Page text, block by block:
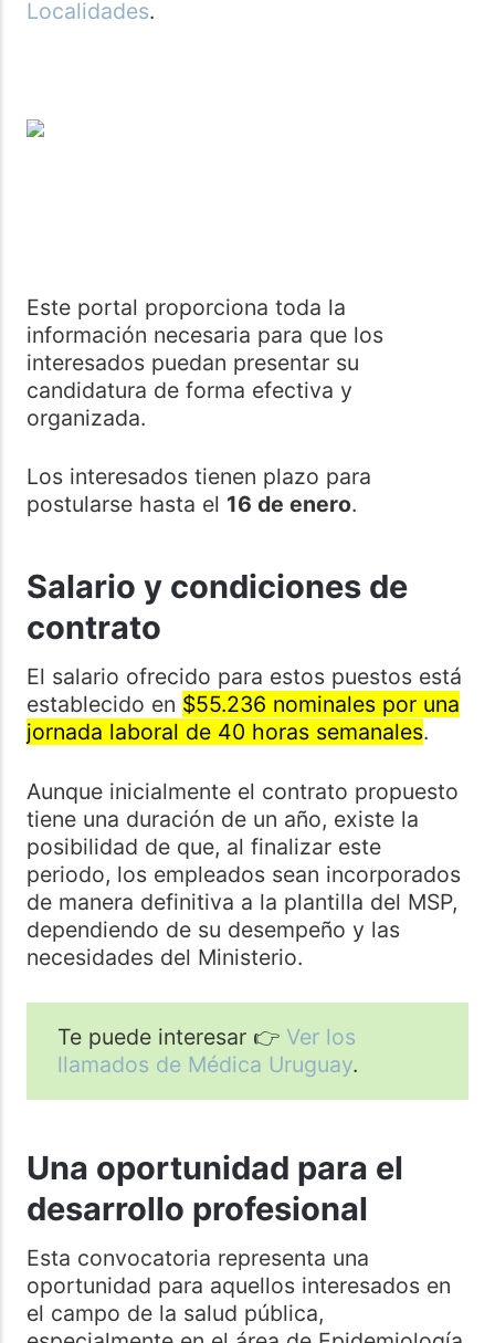
Localidades.
Este portal proporciona toda la
información necesaria para que los
interesados puedan presentar su
candidatura de forma efectiva y
organizada.
Los interesados tienen plazo para
postularse hasta el 16 de enero.
Salario y condiciones de
contrato
El salario ofrecido para estos puestos está
establecido en $55.236 nominales por una
jornada laboral de 40 horas semanales.
Aunque inicialmente el contrato propuesto
tiene una duración de un año, existe la
posibilidad de que, al finalizar este
periodo, los empleados sean incorporados
de manera definitiva a la plantilla del MSP,
dependiendo de su desempeño y las
necesidades del Ministerio.
Te puede interesar 👉 Ver los
llamados de Médica Uruguay.
Una oportunidad para el
desarrollo profesional
Esta convocatoria representa una
oportunidad para aquellos interesados en
el campo de la salud pública,